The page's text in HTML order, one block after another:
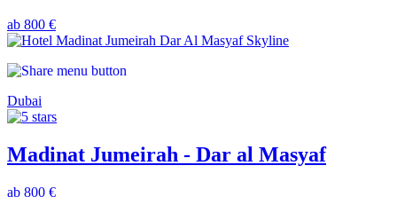
ab 800 €
Dubai
Madinat Jumeirah - Dar al Masyaf
ab 800 €